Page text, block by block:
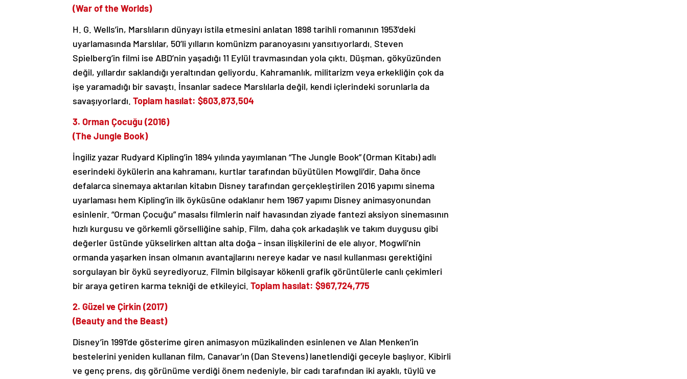
(War of the Worlds)
H. G. Wells’in, Marslıların dünyayı istila etmesini anlatan 1898 tarihli romanının 1953’deki
uyarlamasında Marslılar, 50’li yılların komünizm paranoyasını yansıtıyorlardı. Steven
Spielberg’in filmi ise ABD’nin yaşadığı 11 Eylül travmasından yola çıktı. Düşman, gökyüzünden
değil, yıllardır saklandığı yeraltından geliyordu. Kahramanlık, militarizm veya erkekliğin çok da
işe yaramadığı bir savaştı. İnsanlar sadece Marslılarla değil, kendi içlerindeki sorunlarla da
savaşıyorlardı. Toplam hasılat: $603,873,504
3. Orman Çocuğu (2016)
(The Jungle Book)
İngiliz yazar Rudyard Kipling’in 1894 yılında yayımlanan “The Jungle Book” (Orman Kitabı) adlı
eserindeki öykülerin ana kahramanı, kurtlar tarafından büyütülen Mowgli’dir. Daha önce
defalarca sinemaya aktarılan kitabın Disney tarafından gerçekleştirilen 2016 yapımı sinema
uyarlaması hem Kipling’in ilk öyküsüne odaklanır hem 1967 yapımı Disney animasyonundan
esinlenir. “Orman Çocuğu” masalsı filmlerin naif havasından ziyade fantezi aksiyon sinemasının
hızlı kurgusu ve görkemli görselliğine sahip. Film, daha çok arkadaşlık ve takım duygusu gibi
değerler üstünde yükselirken alttan alta doğa – insan ilişkilerini de ele alıyor. Mogwli’nin
ormanda yaşarken insan olmanın avantajlarını nereye kadar ve nasıl kullanması gerektiğini
sorgulayan bir öykü seyrediyoruz. Filmin bilgisayar kökenli grafik görüntülerle canlı çekimleri
bir araya getiren karma tekniği de etkileyici. Toplam hasılat: $967,724,775
2. Güzel ve Çirkin (2017)
(Beauty and the Beast)
Disney’in 1991’de gösterime giren animasyon müzikalinden esinlenen ve Alan Menken’in
bestelerini yeniden kullanan film, Canavar’ın (Dan Stevens) lanetlendiği geceyle başlıyor. Kibirli
ve genç prens, dış görünüme verdiği önem nedeniyle, bir cadı tarafından iki ayaklı, tüylü ve